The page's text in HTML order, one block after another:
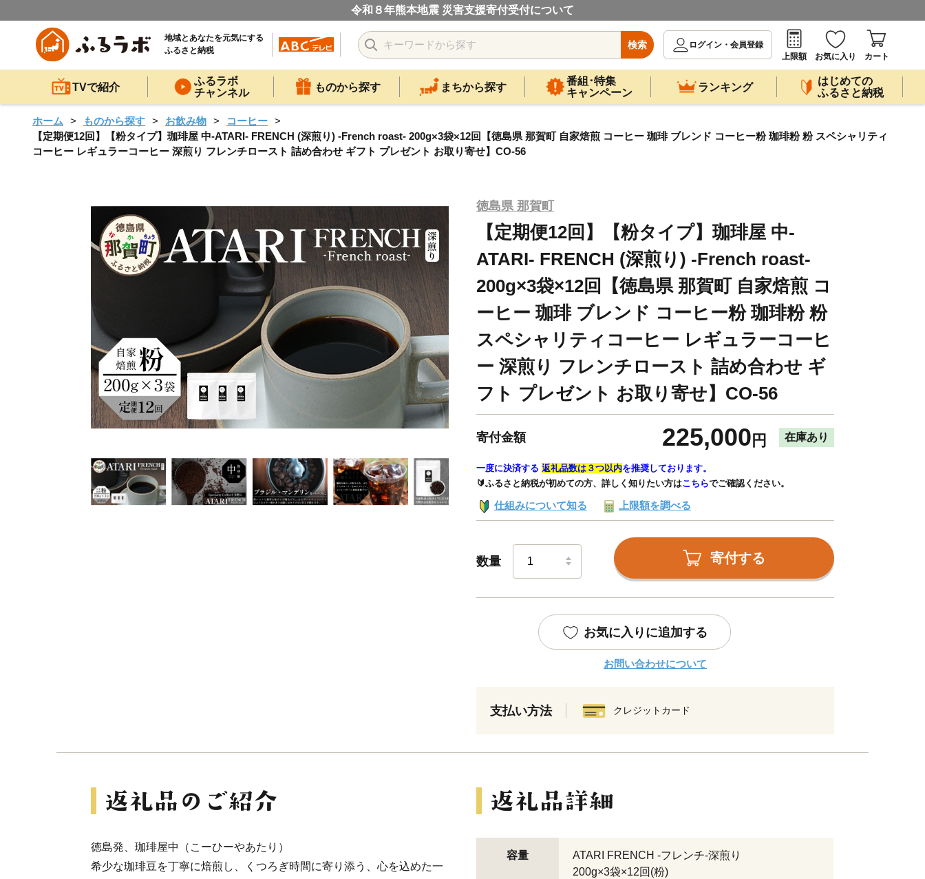
令和８年熊本地震 災害支援寄付受付について
地域とあなたを元気にする
ふるさと納税
検索
ログイン・会員登録
上限額
お気に入り カート
TVで紹介
ふるラボ
チャンネル
ものから探す まちから探す
番組･特集
キャンペーン
ランキング
はじめての
ふるさと納税
ホーム ものから探す お飲み物
コーヒー
【定期便12回】【粉タイプ】珈琲屋 中-ATARI- FRENCH (深煎り) -French roast- 200g×3袋×12回【徳島県 那賀町 自家焙煎 コーヒー 珈琲 ブレンド コーヒー粉 珈琲粉 粉 スペシャリティ
コーヒー レギュラーコーヒー 深煎り フレンチロースト 詰め合わせ ギフト プレゼント お取り寄せ】CO-56
徳島県 那賀町
【定期便12回】【粉タイプ】珈琲屋 中-
ATARI- FRENCH (深煎り) -French roast-
200g×3袋×12回【徳島県 那賀町 自家焙煎 コ
ーヒー 珈琲 ブレンド コーヒー粉 珈琲粉 粉
スペシャリティコーヒー レギュラーコーヒ
ー 深煎り フレンチロースト 詰め合わせ ギ
フト プレゼント お取り寄せ】CO-56
寄付金額 225,000 円 在庫あり
一度に決済する 返礼品数は３つ以内を推奨しております。
🔰ふるさと納税が初めての方、詳しく知りたい方はこちらでご確認ください。
仕組みについて知る 上限額を調べる
数量 寄付する
お気に入りに追加する
お問い合わせについて
支払い方法 クレジットカード
徳島発、珈琲屋中（こーひーやあたり）
希少な珈琲豆を丁寧に焙煎し、くつろぎ時間に寄り添う、心を込めた一
容量
ATARI FRENCH -フレンチ-深煎り
200g×3袋×12回(粉)